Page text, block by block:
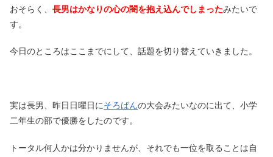
おそらく、 長男はかなりの心の闇を抱え込んでしまったみたいで
す。
今日のところはここまでにして、話題を切り替えていきました。
実は長男、昨日日曜日にそろばんの大会みたいなのに出て、小学
二年生の部で優勝をしたのです。
トータル何人かは分かりませんが、それでも一位を取ることは自